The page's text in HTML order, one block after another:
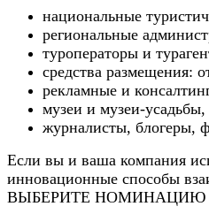
национальные
региональные
туроператоры и
средства размещения:
рекламные и
музеи и музеи-усадьбы,
журналисты,
Если вы и ваша компания
инновационные способы
ВЫБЕРИТЕ НОМИНАЦИЮ